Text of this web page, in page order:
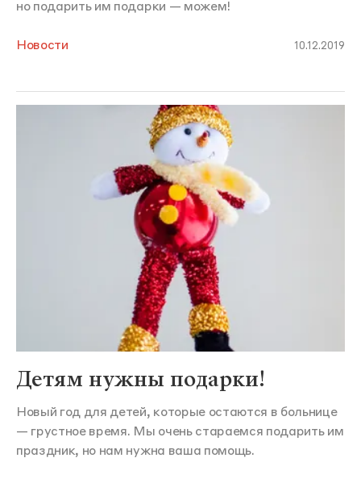
но подарить им подарки — можем!
Новости 10.12.2019
Детям нужны подарки!
Новый год для детей, которые остаются в больнице
— грустное время. Мы очень стараемся подарить им
праздник, но нам нужна ваша помощь.